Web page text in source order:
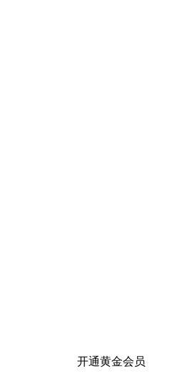
开通黄金会员